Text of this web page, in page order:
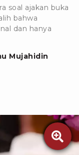
soal ajakan buka
bahwa
dan hanya
Mujahidin
